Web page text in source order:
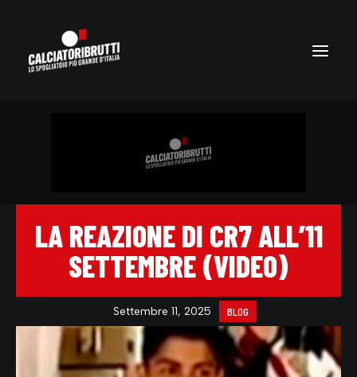
LA REAZIONE DI CR7 ALL’11
SETTEMBRE (VIDEO)
Settembre 11, 2025 BLOG